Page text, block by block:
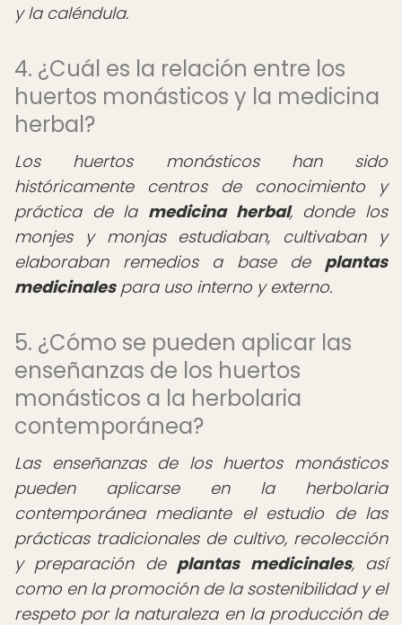
y la caléndula.
4. ¿Cuál es la relación entre los
huertos monásticos y la medicina
herbal?
Los huertos monásticos han sido
históricamente centros de conocimiento y
práctica de la medicina herbal, donde los
monjes y monjas estudiaban, cultivaban y
elaboraban remedios a base de plantas
medicinalespara uso interno y externo.
5. ¿Cómo se pueden aplicar las
enseñanzas de los huertos
monásticos a la herbolaria
contemporánea?
Las enseñanzas de los huertos monásticos
pueden aplicarse en la herbolaria
contemporánea mediante el estudio de las
prácticas tradicionales de cultivo, recolección
y preparación de plantas medicinales, así
como en la promoción de la sostenibilidad y el
respeto por la naturaleza en la producción de